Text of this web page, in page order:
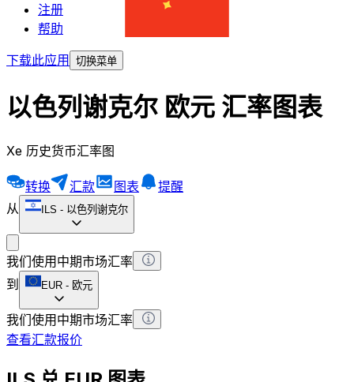
注册
帮助
下载此应用
切换菜单
以色列谢克尔 欧元 汇率图表
Xe 历史货币汇率图
转换 汇款 图表
提醒
从
ILS - 以色列谢克尔
我们使用中期市场汇率
到
EUR - 欧元
我们使用中期市场汇率
查看汇款报价